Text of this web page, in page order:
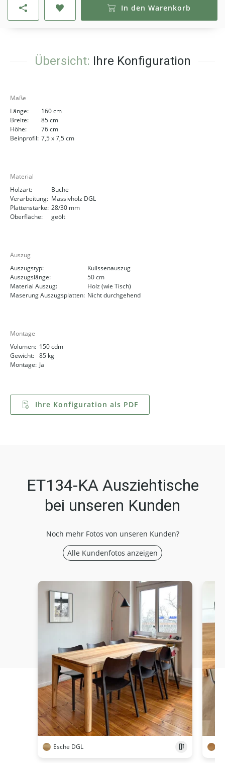
In den Warenkorb
Übersicht: Ihre Konfiguration
Maße
Länge:
160 cm
Breite:
85 cm
Höhe:
76 cm
Beinprofil: 7,5 x 7,5 cm
Material
Holzart:
Buche
Verarbeitung: Massivholz DGL
Plattenstärke: 28/30 mm
Oberfläche:
geölt
Auszug
Auszugstyp:
Kulissenauszug
Auszugslänge:
50 cm
Material Auszug:
Holz (wie Tisch)
Maserung Auszugsplatten: Nicht durchgehend
Montage
Volumen: 150 cdm
Gewicht: 85 kg
Montage: Ja
Ihre Konfiguration als PDF
ET134-KA Ausziehtische
bei unseren Kunden
Noch mehr Fotos von unseren Kunden?
Alle Kundenfotos anzeigen
Esche DGL